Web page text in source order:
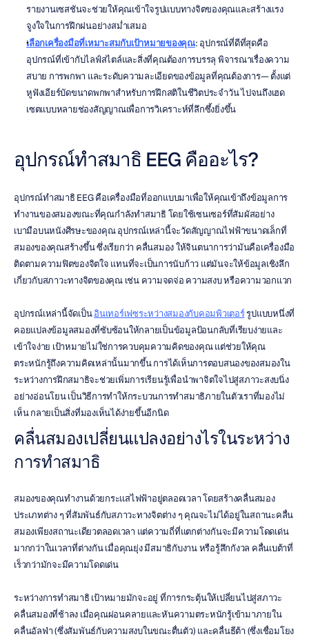
รายงานเซสชันจะช่วยให้คุณเข้าใจรูปแบบทางจิตของคุณและสร้างแรง
จูงใจในการฝึกฝนอย่างสม่ำเสมอ
เลือกเครื่องมือที่เหมาะสมกับเป้าหมายของคุณ: อุปกรณ์ที่ดีที่สุดคือ
อุปกรณ์ที่เข้ากับไลฟ์สไตล์และสิ่งที่คุณต้องการบรรลุ พิจารณาเรื่องความ
สบาย การพกพา และระดับความละเอียดของข้อมูลที่คุณต้องการ— ตั้งแต่
หูฟังเอียร์บัดขนาดพกพาสำหรับการฝึกสติในชีวิตประจำวัน ไปจนถึงเฮด
เซตแบบหลายช่องสัญญาณเพื่อการวิเคราะห์ที่ลึกซึ้งยิ่งขึ้น
อุปกรณ์ทำสมาธิ EEG คืออะไร?
อุปกรณ์ทำสมาธิ EEG คือเครื่องมือที่ออกแบบมาเพื่อให้คุณเข้าถึงข้อมูลการ
ทำงานของสมองขณะที่คุณกำลังทำสมาธิ โดยใช้เซนเซอร์ที่สัมผัสอย่าง
เบามือบนหนังศีรษะของคุณ อุปกรณ์เหล่านี้จะวัดสัญญาณไฟฟ้าขนาดเล็กที่
สมองของคุณสร้างขึ้น ซึ่งเรียกว่า คลื่นสมอง ให้จินตนาการว่ามันคือเครื่องมือ
ติดตามความฟิตของจิตใจ แทนที่จะเป็นการนับก้าว แต่มันจะให้ข้อมูลเชิงลึก
เกี่ยวกับสภาวะทางจิตของคุณ เช่น ความจดจ่อ ความสงบ หรือความวอกแวก
อุปกรณ์เหล่านี้จัดเป็น อินเทอร์เฟซระหว่างสมองกับคอมพิวเตอร์ รูปแบบหนึ่งที่
คอยแปลงข้อมูลสมองที่ซับซ้อนให้กลายเป็นข้อมูลป้อนกลับที่เรียบง่ายและ
เข้าใจง่าย เป้าหมายไม่ใช่การควบคุมความคิดของคุณ แต่ช่วยให้คุณ
ตระหนักรู้ถึงความคิดเหล่านั้นมากขึ้น การได้เห็นการตอบสนองของสมองใน
ระหว่างการฝึกสมาธิจะช่วยเพิ่มการเรียนรู้เพื่อนำพาจิตใจไปสู่สภาวะสงบนิ่ง
อย่างอ่อนโยน เป็นวิธีการทำให้กระบวนการทำสมาธิภายในตัวเราที่มองไม่
เห็น กลายเป็นสิ่งที่มองเห็นได้ง่ายขึ้นอีกนิด
คลื่นสมองเปลี่ยนแปลงอย่างไรในระหว่าง
การทำสมาธิ
สมองของคุณทำงานด้วยกระแสไฟฟ้าอยู่ตลอดเวลา โดยสร้างคลื่นสมอง
ประเภทต่าง ๆ ที่สัมพันธ์กับสภาวะทางจิตต่าง ๆ คุณจะไม่ได้อยู่ในสถานะคลื่น
สมองเพียงสถานะเดียวตลอดเวลา แต่ความถี่ที่แตกต่างกันจะมีความโดดเด่น
มากกว่าในเวลาที่ต่างกัน เมื่อคุณยุ่ง มีสมาธิกับงาน หรือรู้สึกกังวล คลื่นเบต้าที่
เร็วกว่ามักจะมีความโดดเด่น
ระหว่างการทำสมาธิ เป้าหมายมักจะอยู่ ที่การกระตุ้นให้เปลี่ยนไปสู่สภาวะ
คลื่นสมองที่ช้าลง เมื่อคุณผ่อนคลายและหันความตระหนักรู้เข้ามาภายใน
คลื่นอัลฟ่า (ซึ่งสัมพันธ์กับความสงบในขณะตื่นตัว) และคลื่นธีต้า (ซึ่งเชื่อมโยง